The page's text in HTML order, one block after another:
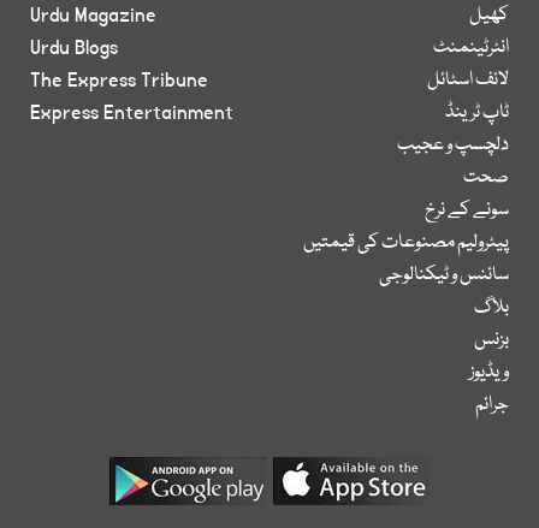
کھیل
انٹرٹینمنٹ
لائف اسٹائل
ٹاپ ٹرینڈ
دلچسپ و عجیب
صحت
سونے کے نرخ
پیٹرولیم مصنوعات کی قیمتیں
سائنس و ٹیکنالوجی
بلاگ
بزنس
ویڈیوز
جرائم
Urdu Magazine
Urdu Blogs
The Express Tribune
Express Entertainment